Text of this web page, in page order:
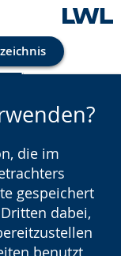
die im
gespeichert
dabei,
benutzt